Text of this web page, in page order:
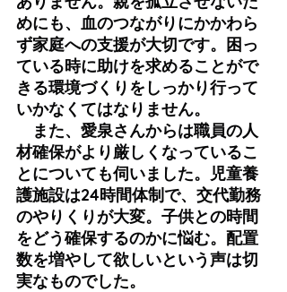
めにも、血のつながりにかかわら
ず家庭への支援が大切です。困っ
ている時に助けを求めることがで
きる環境づくりをしっかり行って
いかなくてはなりません。
また、愛泉さんからは職員の人
材確保がより厳しくなっているこ
とについても伺いました。児童養
護施設は24時間体制で、交代勤務
のやりくりが大変。子供との時間
をどう確保するのかに悩む。配置
数を増やして欲しいという声は切
実なものでした。